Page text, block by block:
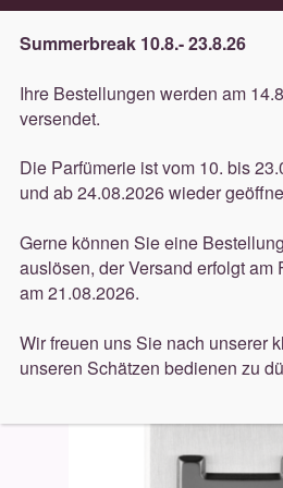
Lieferung innerhalb
Navigation
springen
Inhalt
springen
Düfte
Dekorative
Accessoires
Start Düfte Hemcael
Summerbreak 10.8.- 23.8.26
Ihre Bestellungen werden am
versendet.
Die Parfümerie ist vom 10. bis
und ab 24.08.2026 wieder
Gerne können Sie eine
auslösen, der Versand erfolgt am
am 21.08.2026.
Wir freuen uns Sie nach unserer
unseren Schätzen bedienen zu